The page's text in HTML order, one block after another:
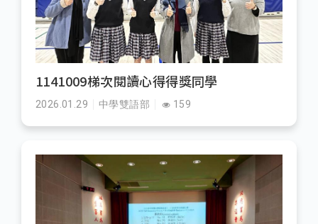
1141009梯次閱讀心得得獎同學
2026.01.29 中學雙語部 159